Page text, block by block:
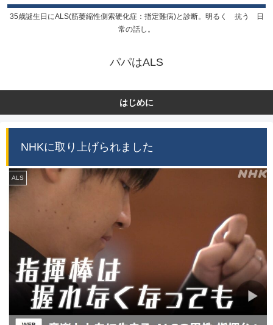
35歳誕生日にALS(筋萎縮性側索硬化症：指定難病)と診断。明るく 抗う 日
常の話し。
パパはALS
はじめに
NHKに取り上げられました
ALS